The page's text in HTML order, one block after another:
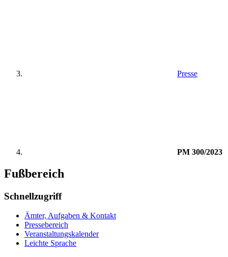
Presse
PM 300/2023
Fußbereich
Schnellzugriff
Ämter, Aufgaben & Kontakt
Pressebereich
Veranstaltungskalender
Leichte Sprache